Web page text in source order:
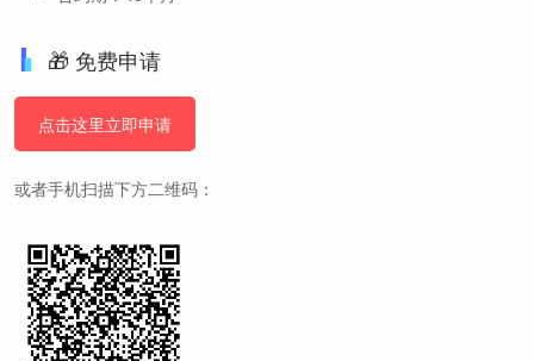
🎁 免费申请
点击这里立即申请
或者手机扫描下方二维码：